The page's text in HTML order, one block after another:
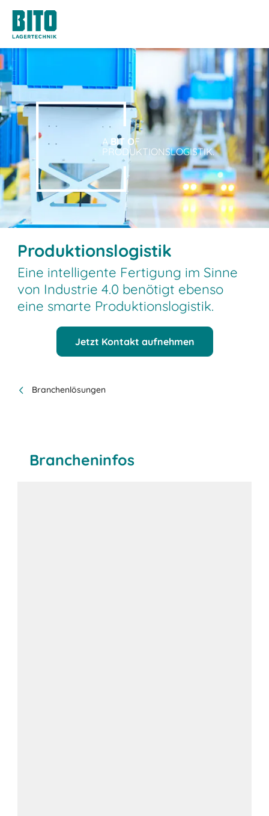
ABIT OF
PRODUKTIONSLOGISTIK.
Produktionslogistik
Eine intelligente Fertigung im Sinne
von Industrie 4.0 benötigt ebenso
eine smarte Produktionslogistik.
Jetzt Kontakt aufnehmen
Branchenlösungen
Brancheninfos